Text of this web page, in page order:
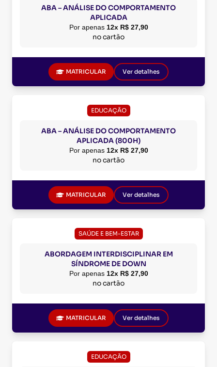
ABA – ANÁLISE DO COMPORTAMENTO
APLICADA
Por apenas 12x R$ 27,90
no cartão
MATRICULAR Ver detalhes
EDUCAÇÃO
ABA – ANÁLISE DO COMPORTAMENTO
APLICADA (800H)
Por apenas 12x R$ 27,90
no cartão
MATRICULAR Ver detalhes
SAÚDE E BEM-ESTAR
ABORDAGEM INTERDISCIPLINAR EM
SÍNDROME DE DOWN
Por apenas 12x R$ 27,90
no cartão
MATRICULAR Ver detalhes
EDUCAÇÃO